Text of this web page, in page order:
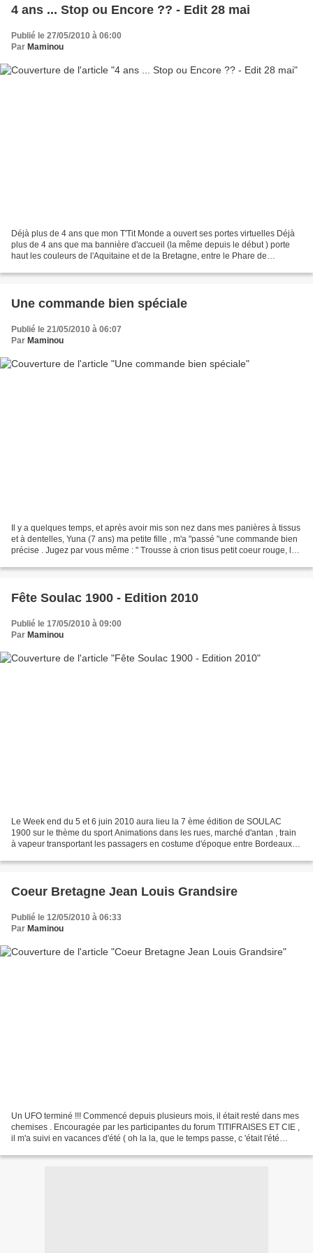
4 ans ... Stop ou Encore ?? - Edit 28 mai
Publié le 27/05/2010 à 06:00
Par Maminou
Déjà plus de 4 ans que mon T'Tit Monde a ouvert ses portes virtuelles Déjà
plus de 4 ans que ma bannière d'accueil (la même depuis le début ) porte
haut les couleurs de l'Aquitaine et de la Bretagne, entre le Phare de
Une commande bien spéciale
Publié le 21/05/2010 à 06:07
Par Maminou
Il y a quelques temps, et après avoir mis son nez dans mes panières à tissus
et à dentelles, Yuna (7 ans) ma petite fille , m'a "passé "une commande bien
précise . Jugez par vous même : " Trousse à crion tisus petit coeur rouge, le
Fête Soulac 1900 - Edition 2010
Publié le 17/05/2010 à 09:00
Par Maminou
Le Week end du 5 et 6 juin 2010 aura lieu la 7 ème édition de SOULAC
1900 sur le thème du sport Animations dans les rues, marché d'antan , train
à vapeur transportant les passagers en costume d'époque entre Bordeaux et
Coeur Bretagne Jean Louis Grandsire
Publié le 12/05/2010 à 06:33
Par Maminou
Un UFO terminé !!! Commencé depuis plusieurs mois, il était resté dans mes
chemises . Encouragée par les participantes du forum TITIFRAISES ET CIE ,
il m'a suivi en vacances d'été ( oh la la, que le temps passe, c 'était l'été